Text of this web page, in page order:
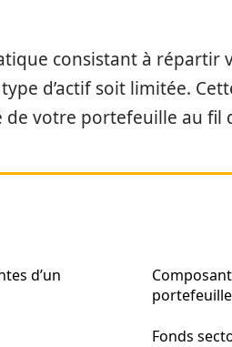
consistant à répartir
d’actif soit limitée.
votre portefeuille au fil
d’un
Fonds